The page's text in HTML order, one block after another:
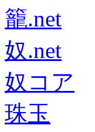
籠.net
奴.net
奴コア
珠玉